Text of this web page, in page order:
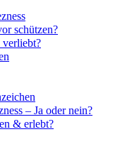
schützen?
– Ja oder nein?
& erlebt?